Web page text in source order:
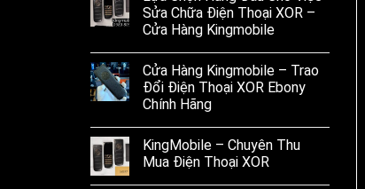
Sửa Chữa Điện Thoại XOR –
Cửa Hàng Kingmobile
Cửa Hàng Kingmobile – Trao
Đổi Điện Thoại XOR Ebony
Chính Hãng
KingMobile – Chuyên Thu
Mua Điện Thoại XOR